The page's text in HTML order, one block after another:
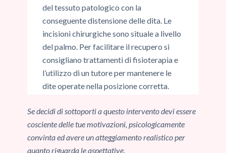
del tessuto patologico con la
conseguente distensione delle dita. Le
incisioni chirurgiche sono situale a livello
del palmo. Per facilitare il recupero si
consigliano trattamenti di fisioterapia e
l’utilizzo di un tutore per mantenere le
dite operate nella posizione corretta.
Se decidi di sottoporti a questo intervento devi essere
cosciente delle tue motivazioni, psicologicamente
convinta ed avere un atteggiamento realistico per
quanto riguarda le aspettative.